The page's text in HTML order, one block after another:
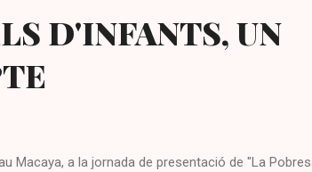
D'INFANTS, UN
Macaya, a la jornada de presentació de "La